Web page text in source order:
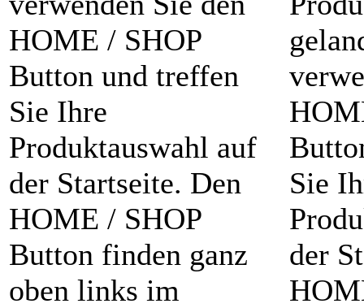
HOME / SHOP
Button und treffen
Sie Ihre
Produktauswahl auf
der Startseite. Den
HOME / SHOP
Button finden ganz
oben links im
Sie
der